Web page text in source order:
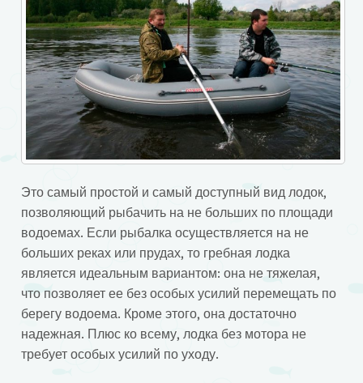
Это самый простой и самый доступный вид лодок,
позволяющий рыбачить на не больших по площади
водоемах. Если рыбалка осуществляется на не
больших реках или прудах, то гребная лодка
является идеальным вариантом: она не тяжелая,
что позволяет ее без особых усилий перемещать по
берегу водоема. Кроме этого, она достаточно
надежная. Плюс ко всему, лодка без мотора не
требует особых усилий по уходу.